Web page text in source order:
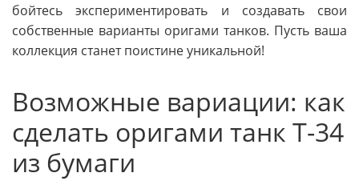
бойтесь экспериментировать и создавать свои
собственные варианты оригами танков. Пусть ваша
коллекция станет поистине уникальной!
Возможные вариации: как
сделать оригами танк Т-34
из бумаги